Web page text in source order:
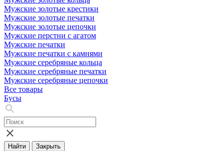
Мужские золотые крестики
Мужские золотые печатки
Мужские золотые цепочки
Мужские перстни с агатом
Мужские печатки
Мужские печатки с камнями
Мужские серебряные кольца
Мужские серебряные печатки
Мужские серебряные цепочки
Все товары
Бусы
Найти Закрыть